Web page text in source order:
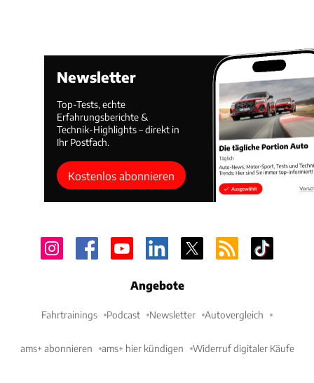
Newsletter
Top-Tests, echte
Erfahrungsberichte &
Technik-Highlights – direkt in
Ihr Postfach.
Kostenlos abonnieren
Angebote
Fahrtrainings Podcast Newsletter Autovergleich
ams+ abonnieren ams+ hier kündigen Widerruf digitaler Käufe